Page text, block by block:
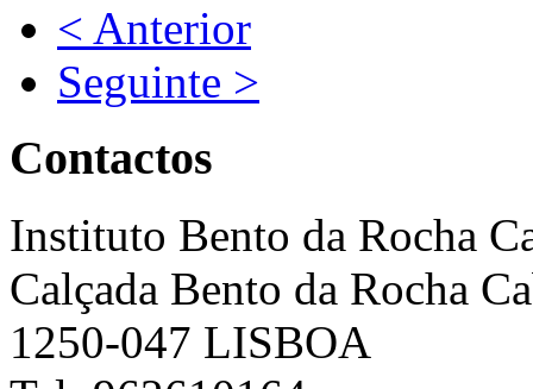
< Anterior
Seguinte >
Contactos
Instituto Bento da Rocha
Calçada Bento da Rocha
1250-047 LISBOA